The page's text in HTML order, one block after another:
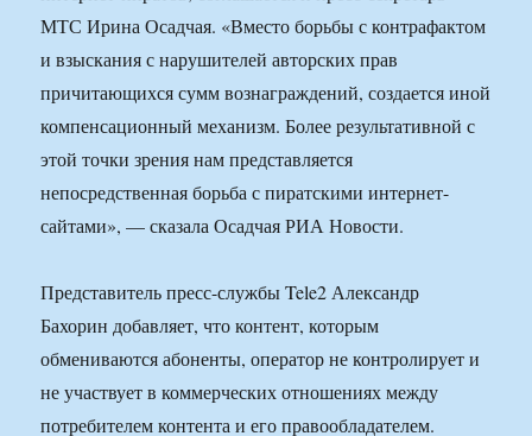
МТС Ирина Осадчая. «Вместо борьбы с контрафактом
и взыскания с нарушителей авторских прав
причитающихся сумм вознаграждений, создается иной
компенсационный механизм. Более результативной с
этой точки зрения нам представляется
непосредственная борьба с пиратскими интернет-
сайтами», — сказала Осадчая РИА Новости.
Представитель пресс-службы Tele2 Александр
Бахорин добавляет, что контент, которым
обмениваются абоненты, оператор не контролирует и
не участвует в коммерческих отношениях между
потребителем контента и его правообладателем.